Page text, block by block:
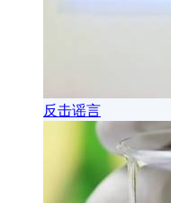
反击谣言